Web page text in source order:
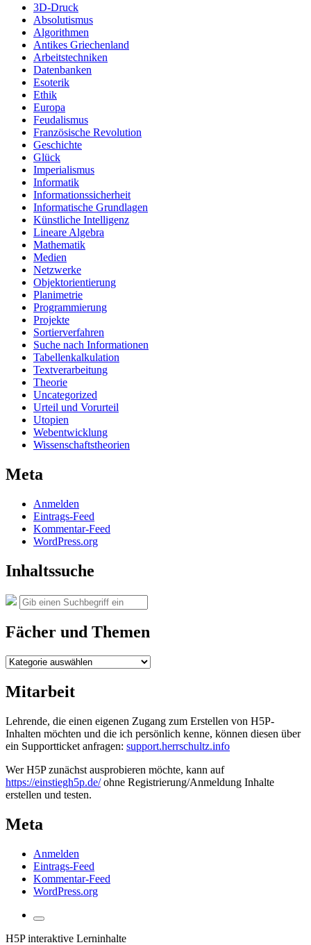
3D-Druck
Absolutismus
Algorithmen
Antikes Griechenland
Arbeitstechniken
Datenbanken
Esoterik
Ethik
Europa
Feudalismus
Französische Revolution
Geschichte
Glück
Imperialismus
Informatik
Informationssicherheit
Informatische Grundlagen
Künstliche Intelligenz
Lineare Algebra
Mathematik
Medien
Netzwerke
Objektorientierung
Planimetrie
Programmierung
Projekte
Sortierverfahren
Suche nach Informationen
Tabellenkalkulation
Textverarbeitung
Theorie
Uncategorized
Urteil und Vorurteil
Utopien
Webentwicklung
Wissenschaftstheorien
Meta
Anmelden
Eintrags-Feed
Kommentar-Feed
WordPress.org
Inhaltssuche
Suche
nach:
Suchen
Fächer und Themen
Fächer
Themen
Mitarbeit
Lehrende, die einen eigenen Zugang zum Erstellen von H5P-
Inhalten möchten und die ich persönlich kenne, können diesen über
ein Supportticket anfragen: support.herrschultz.info
Wer H5P zunächst ausprobieren möchte, kann auf
https://einstiegh5p.de/ohne Registrierung/Anmeldung Inhalte
erstellen und testen.
Meta
Anmelden
Eintrags-Feed
Kommentar-Feed
WordPress.org
Suchfeld
umschalten
H5P interaktive Lerninhalte